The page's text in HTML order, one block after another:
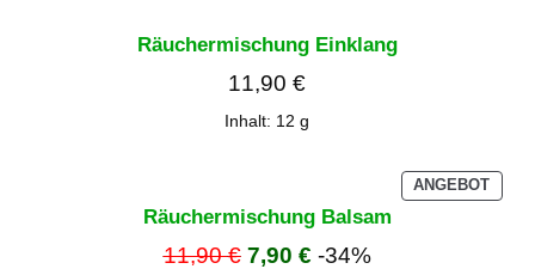
Räuchermischung Einklang
11,90€
Inhalt: 12g
ANGEBOT
IM
Räuchermischung Balsam
11,90€ 7,90 € -34%